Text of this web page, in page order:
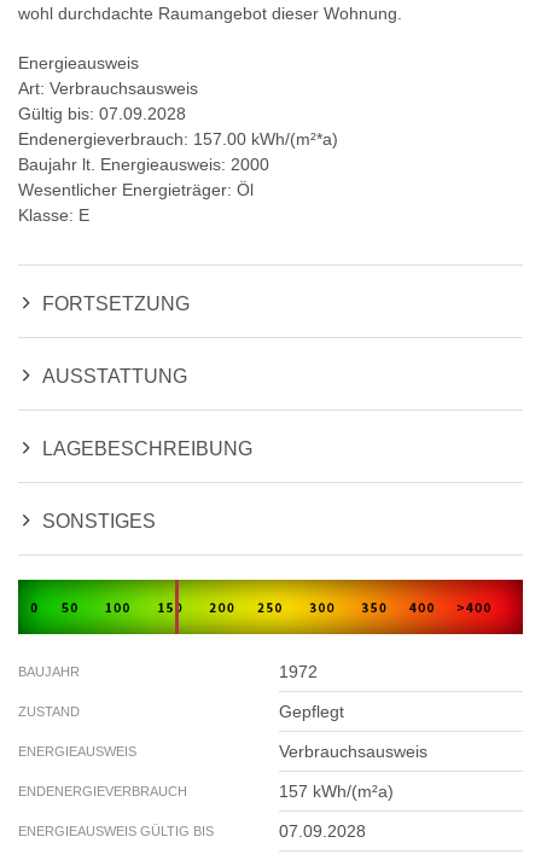
wohl durchdachte Raumangebot dieser Wohnung.
Energieausweis
Art: Verbrauchsausweis
Gültig bis: 07.09.2028
Endenergieverbrauch: 157.00 kWh/(m²*a)
Baujahr lt. Energieausweis: 2000
Wesentlicher Energieträger: Öl
Klasse: E
FORTSETZUNG
AUSSTATTUNG
LAGEBESCHREIBUNG
SONSTIGES
BAUJAHR 1972
ZUSTAND Gepflegt
ENERGIEAUSWEIS Verbrauchsausweis
ENDENERGIEVERBRAUCH 157 kWh/(m²a)
ENERGIEAUSWEIS GÜLTIG BIS 07.09.2028